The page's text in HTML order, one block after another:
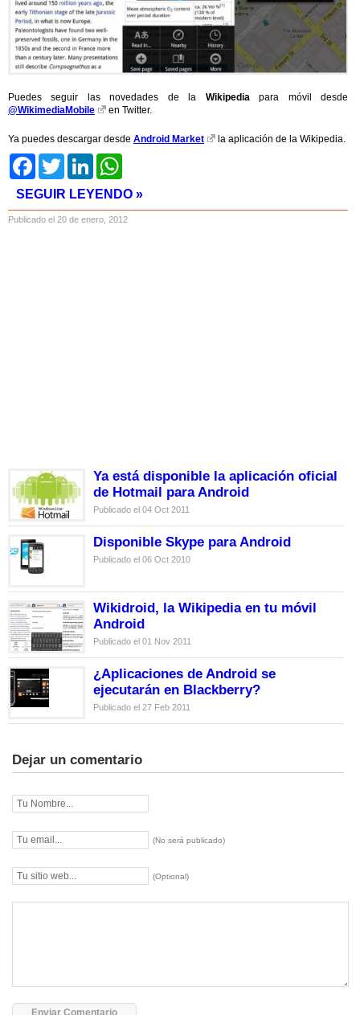
Puedes seguir las novedades de la Wikipediapara móvil desde
@WikimediaMobile
en Twitter.
Ya puedes descargar desde Android Market
la aplicación de la Wikipedia.
FacebookTwitter LinkedIn
SEGUIR LEYENDO »
Publicado el 20 de enero, 2012
Ya está disponible la aplicación oficial
de Hotmail para Android
Publicado el 04 Oct 2011
Disponible Skype para Android
Publicado el 06 Oct 2010
Wikidroid, la Wikipedia en tu móvil
Android
Publicado el 01 Nov 2011
¿Aplicaciones de Android se
ejecutarán en Blackberry?
Publicado el 27 Feb 2011
Dejar un comentario
(No será publicado)
(Optional)